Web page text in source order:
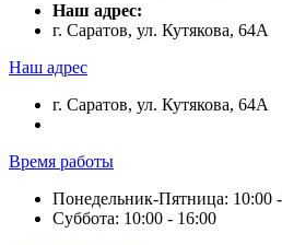
Наш адрес:
г. Саратов, ул. Кутякова, 64А
Наш адрес
г. Саратов, ул. Кутякова, 64А
Время работы
Понедельник-Пятница: 10:00
Суббота: 10:00 - 16:00